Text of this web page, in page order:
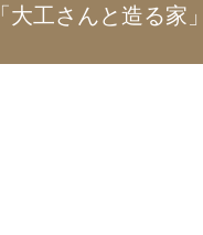
工さんと造る家